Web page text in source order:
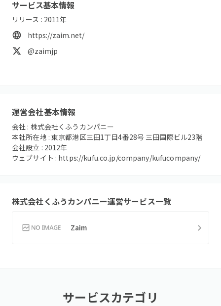
サービス基本情報
リリース : 2011年
https://zaim.net/
@zaimjp
運営会社基本情報
会社 : 株式会社くふうカンパニー
本社所在地 :東京都港区三田1丁目4番28号 三田国際ビル23階
会社設立 : 2012年
ウェブサイト : https://kufu.co.jp/company/kufucompany/
株式会社くふうカンパニー運営サービス一覧
Zaim
サービスカテゴリ